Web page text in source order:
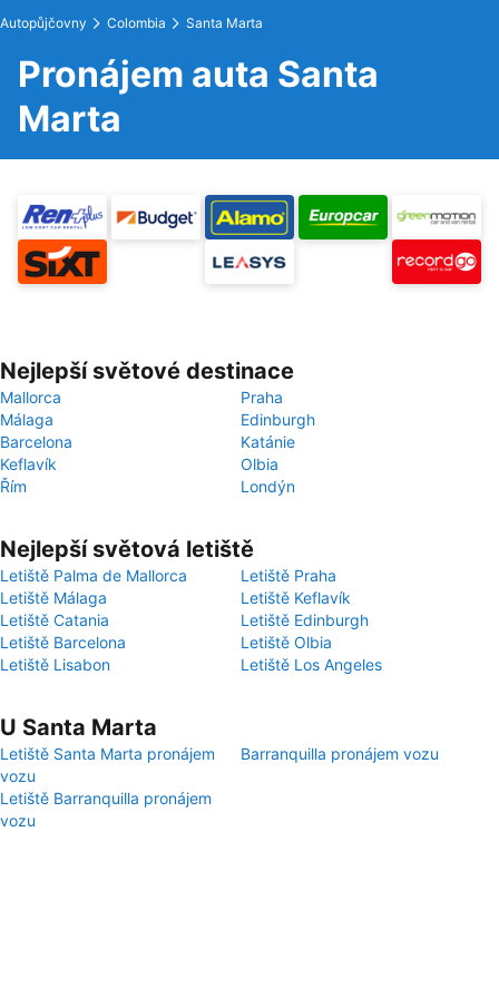
Autopůjčovny Colombia Santa Marta
Pronájem auta Santa
Marta
Nejlepší světové destinace
Mallorca
Praha
Málaga
Edinburgh
Barcelona
Katánie
Keflavík
Olbia
Řím
Londýn
Nejlepší světová letiště
Letiště Palma de Mallorca
Letiště Praha
Letiště Málaga
Letiště Keflavík
Letiště Catania
Letiště Edinburgh
Letiště Barcelona
Letiště Olbia
Letiště Lisabon
Letiště Los Angeles
U Santa Marta
Letiště Santa Marta pronájem
vozu
Barranquilla pronájem vozu
Letiště Barranquilla pronájem
vozu